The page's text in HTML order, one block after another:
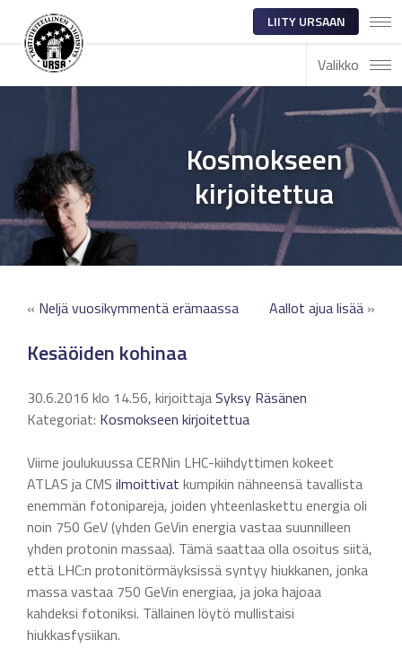
LIITY URSAAN
Valikko
Kosmokseen
kirjoitettua
« Neljä vuosikymmentä erämaassa Aallot ajua lisää »
Kesäöiden kohinaa
30.6.2016 klo 14.56, kirjoittajaSyksy Räsänen
Kategoriat: Kosmokseen kirjoitettua
Viime joulukuussa CERNin LHC-kiihdyttimen kokeet
ATLAS ja CMS ilmoittivat kumpikin nähneensä tavallista
enemmän fotonipareja, joiden yhteenlaskettu energia oli
noin 750 GeV (yhden GeVin energia vastaa suunnilleen
yhden protonin massaa). Tämä saattaa olla osoitus siitä,
että LHC:n protonitörmäyksissä syntyy hiukkanen, jonka
massa vastaa 750 GeVin energiaa, ja joka hajoaa
kahdeksi fotoniksi. Tällainen löytö mullistaisi
hiukkasfysiikan.